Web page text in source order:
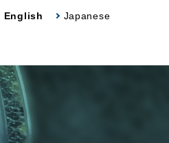
Japanese
English